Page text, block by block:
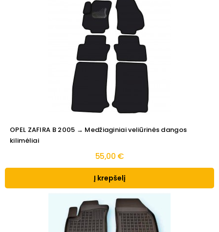
OPEL ZAFIRA B 2005 → Medžiaginiai veliūrinės dangos
kilimėliai
55,00 €
Į krepšelį